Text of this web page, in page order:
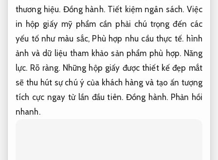
thương hiệu. Đồng hành. Tiết kiệm ngân sách. Việc
in hộp giấy mỹ phẩm cần phải chú trọng đến các
yếu tố như màu sắc, Phù hợp nhu cầu thực tế. hình
ảnh và dữ liệu tham khảo sản phẩm phù hợp. Năng
lực. Rõ ràng. Những hộp giấy được thiết kế đẹp mắt
sẽ thu hút sự chú ý của khách hàng và tạo ấn tượng
tích cực ngay từ lần đầu tiên. Đồng hành. Phản hồi
nhanh.